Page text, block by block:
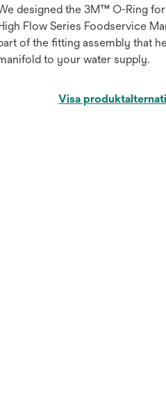
designed the 3M™ O-Ring
Flow Series Foodservice
of the fitting assembly that
to your water supply.
Visa